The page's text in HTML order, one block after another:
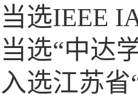
选IEEE
选“中达
选江苏省